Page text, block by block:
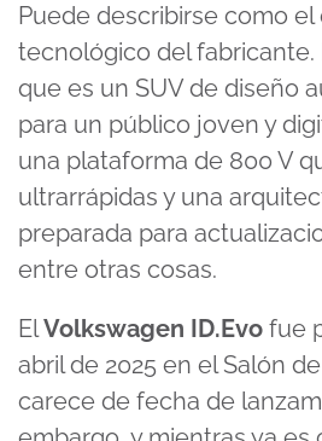
Puede describirse como
tecnológico del fabricante.
que es un SUV de diseño
para un público joven y
una plataforma de 800 V
ultrarrápidas y una
preparada para
entre otras cosas.
ElVolkswagen ID.Evo fue
abril de 2025 en el Salón
carece de fecha de